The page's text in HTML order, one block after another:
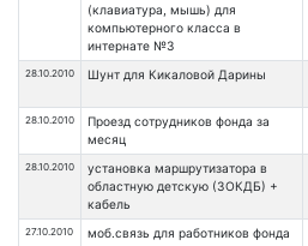
(клавиатура, мышь) для
компьютерного класса в
интернате №3
28.10.2010 Шунт для Кикаловой Дарины
28.10.2010
Проезд сотрудников фонда за
месяц
28.10.2010
установка маршрутизатора в
областную детскую (ЗОКДБ) +
кабель
27.10.2010 моб.связь для работников фонда